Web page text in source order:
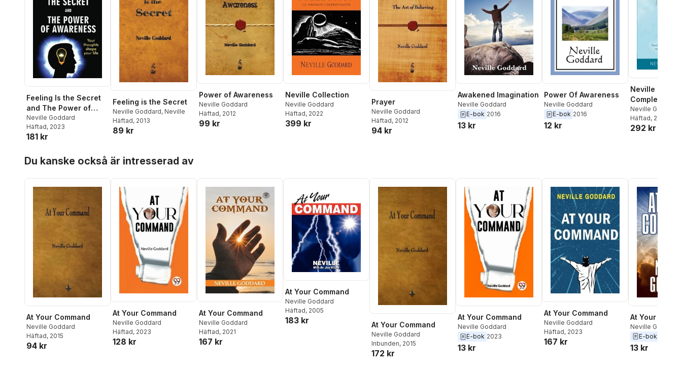
Feeling Is the Secret
and The Power of
Awareness
Neville Goddard
Häftad, 2023
181 kr
Feeling is the Secret
Neville Goddard, Neville
Häftad, 2013
89 kr
Power of Awareness
Neville Goddard
Häftad, 2012
99 kr
Neville Collection
Neville Goddard
Häftad, 2022
399 kr
Prayer
Neville Goddard
Häftad, 2012
94 kr
Awakened Imagination
Neville Goddard
E-bok 2016
13 kr
Power Of Awareness
Neville Goddard
E-bok 2016
12 kr
Neville
Complete
Neville Goddard
Mantegna
Häftad, 2023
292 kr
Du kanske också är intresserad av
At Your Command
Neville Goddard
Häftad, 2015
94 kr
At Your Command
Neville Goddard
Häftad, 2023
128 kr
At Your Command
Neville Goddard
Häftad, 2021
167 kr
At Your Command
Neville Goddard
Häftad, 2005
183 kr At Your Command
Neville Goddard
Inbunden, 2015
172 kr
At Your Command
Neville Goddard
E-bok 2023
13 kr
At Your Command
Neville Goddard
Häftad, 2023
167 kr
At Your
Neville Goddard
E-bok
13 kr